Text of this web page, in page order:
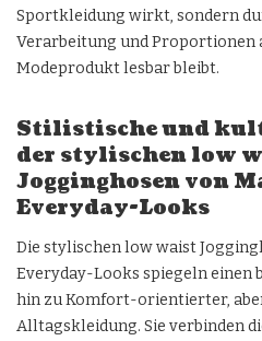
Sportkleidung wirkt, sondern
Verarbeitung und Proportionen
Modeprodukt lesbar bleibt.
Stilistische und
der stylischen low
Jogginghosen von
Everyday-Looks
Die stylischen low waist
Everyday-Looks spiegeln
hin zu Komfort-orientierter,
Alltagskleidung. Sie verbinden